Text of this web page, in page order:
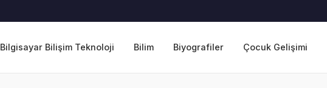
Bilgisayar Bilişim Teknoloji Bilim Biyografiler Çocuk Gelişimi